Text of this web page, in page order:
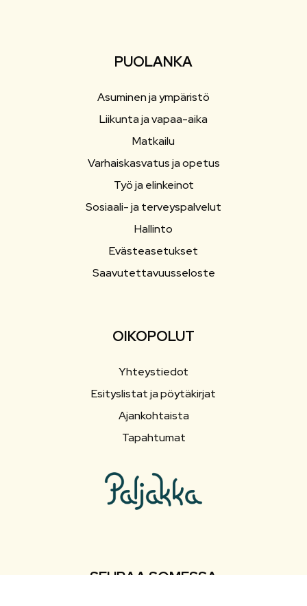
PUOLANKA
Asuminen ja ympäristö
Liikunta ja vapaa-aika
Matkailu
Varhaiskasvatus ja opetus
Työ ja elinkeinot
Sosiaali- ja terveyspalvelut
Hallinto
Evästeasetukset
Saavutettavuusseloste
OIKOPOLUT
Yhteystiedot
Esityslistat ja pöytäkirjat
Ajankohtaista
Tapahtumat
SEURAA SOMESSA